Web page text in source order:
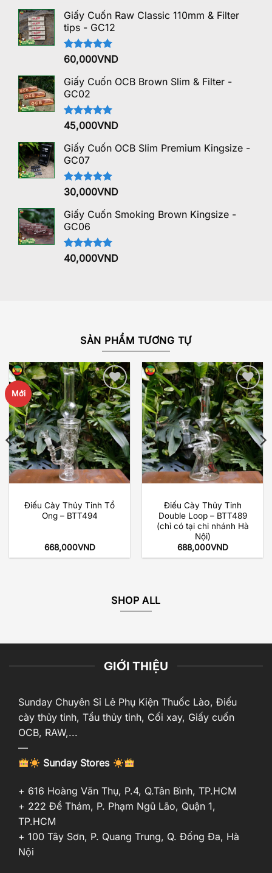
5 sao
Giấy Cuốn Raw Classic 110mm & Filter
tips - GC12
Được xếp
hạng
5 sao
60,000VND
Giấy Cuốn OCB Brown Slim & Filter -
GC02
Được xếp
hạng
5 sao
45,000VND
Giấy Cuốn OCB Slim Premium Kingsize -
GC07
Được xếp
hạng
5 sao
30,000VND
Giấy Cuốn Smoking Brown Kingsize -
GC06
Được xếp
hạng
40,000VND
SẢN PHẨM TƯƠNG TỰ
Mới
Add to
wishlist
Điếu Cày Thủy Tinh Tổ
Ong – BTT494
668,000VND
Add to
wishlist
Điếu Cày Thủy Tinh
Double Loop – BTT489
(chỉ có tại chi nhánh Hà
Nội)
688,000VND
SHOP ALL
GIỚI THIỆU
Sunday Chuyên Sỉ Lẻ Phụ Kiện Thuốc Lào, Điếu
cày thủy tinh, Tẩu thủy tinh, Cối xay, Giấy cuốn
OCB, RAW,...
—
Sunday Stores
+ 616 Hoàng Văn Thụ, P.4, Q.Tân Bình, TP.HCM
+ 222 Đề Thám, P. Phạm Ngũ Lão, Quận 1,
TP.HCM
+ 100 Tây Sơn, P. Quang Trung, Q. Đống Đa, Hà
Nội